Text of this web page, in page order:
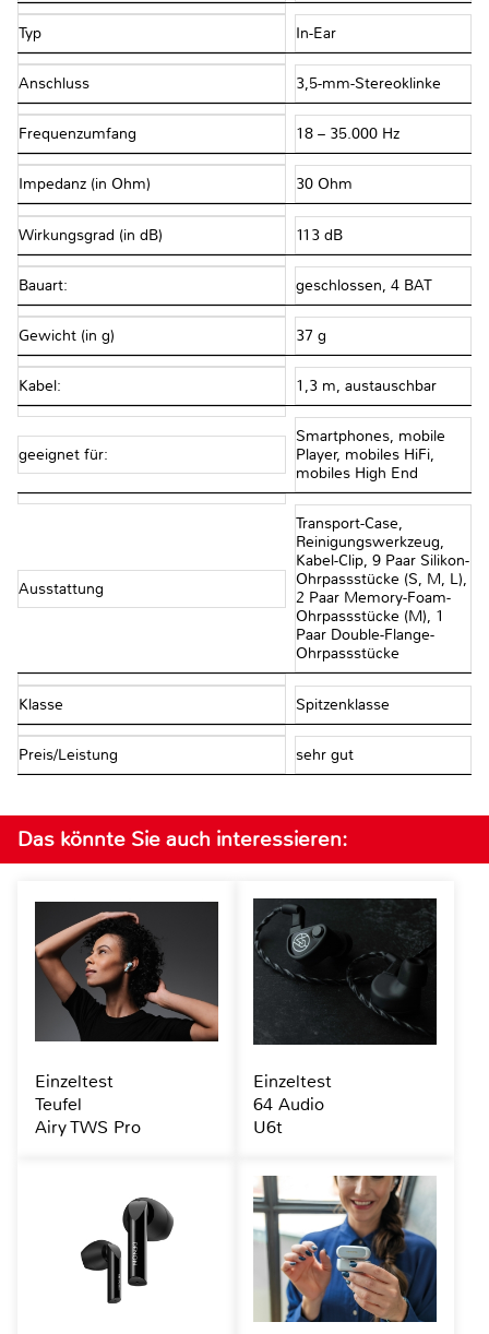
Typ In-Ear
Anschluss 3,5-mm-Stereoklinke
Frequenzumfang 18 – 35.000 Hz
Impedanz (in Ohm) 30 Ohm
Wirkungsgrad (in dB) 113 dB
Bauart: geschlossen, 4 BAT
Gewicht (in g) 37 g
Kabel: 1,3 m, austauschbar
geeignet für:
Smartphones, mobile
Player, mobiles HiFi,
mobiles High End
Ausstattung
Transport-Case,
Reinigungswerkzeug,
Kabel-Clip, 9 Paar Silikon-
Ohrpassstücke (S, M, L),
2 Paar Memory-Foam-
Ohrpassstücke (M), 1
Paar Double-Flange-
Ohrpassstücke
Klasse Spitzenklasse
Preis/Leistung sehr gut
Das könnte Sie auch interessieren:
Einzeltest
Teufel
Airy TWS Pro
Einzeltest
64 Audio
U6t